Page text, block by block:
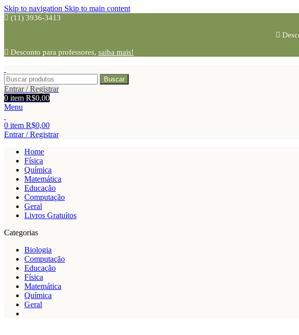
Skip to navigation Skip to main content
(11) 3936-3413
Desconto para professores, saiba mais!
Buscar
Entrar / Registrar
0 item R$0,00
Menu
0 item R$0,00
Entrar / Registrar
Home
Física
Química
Matemática
Educação
Computação
Geral
Livros Gratuítos
Categorias
Biologia
Computação
Educação
Física
Matemática
Química
Geral